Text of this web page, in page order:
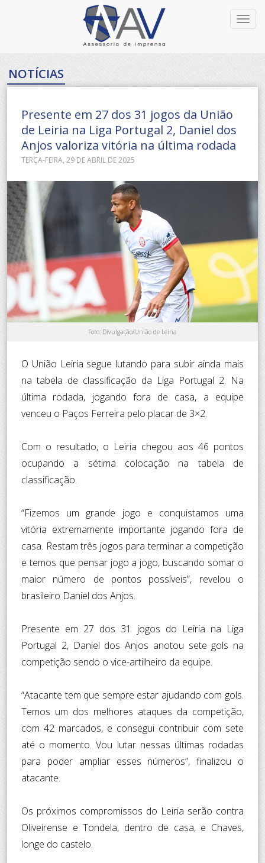
NOTÍCIAS
Presente em 27 dos 31 jogos da União
de Leiria na Liga Portugal 2, Daniel dos
Anjos valoriza vitória na última rodada
TERÇA-FEIRA, 29 DE ABRIL DE 2025
Foto: Divulgação/União de Leiria
O União Leiria segue lutando para subir ainda mais
na tabela de classificação da Liga Portugal 2. Na
última rodada, jogando fora de casa, a equipe
venceu o Paços Ferreira pelo placar de 3×2.
Com o resultado, o Leiria chegou aos 46 pontos
ocupando a sétima colocação na tabela de
classificação.
“Fizemos um grande jogo e conquistamos uma
vitória extremamente importante jogando fora de
casa. Restam três jogos para terminar a competição
e temos que pensar jogo a jogo, buscando somar o
maior número de pontos possíveis”, revelou o
brasileiro Daniel dos Anjos.
Presente em 27 dos 31 jogos do Leiria na Liga
Portugal 2, Daniel dos Anjos anotou sete gols na
competição sendo o vice-artilheiro da equipe.
“Atacante tem que sempre estar ajudando com gols.
Temos um dos melhores ataques da competição,
com 42 marcados, e consegui contribuir com sete
até o momento. Vou lutar nessas últimas rodadas
para poder ampliar esses números”, finalizou o
atacante.
Os próximos compromissos do Leiria serão contra
Oliveirense e Tondela, dentro de casa, e Chaves,
longe do castelo.